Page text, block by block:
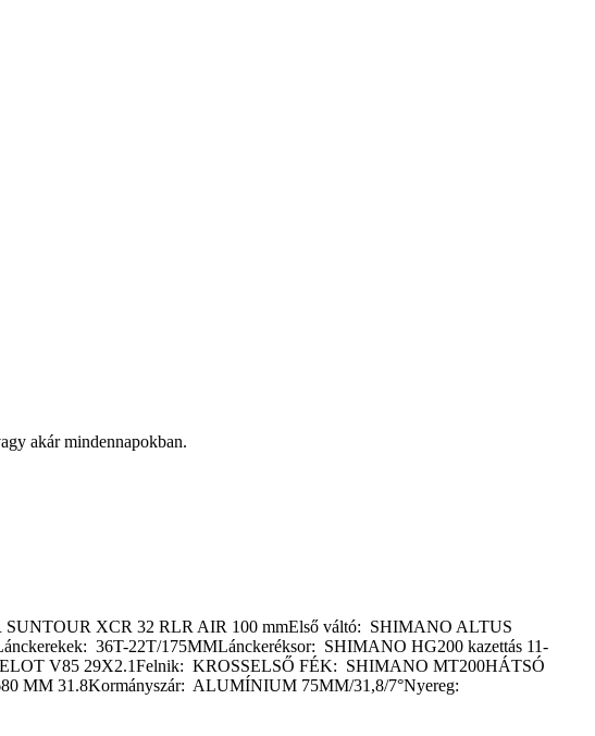
akár mindennapokban.
SUNTOUR XCR 32 RLR AIR 100 mmElső váltó: SHIMANO ALTUS
36T-22T/175MMLánckeréksor: SHIMANO HG200 kazettás 11-
V85 29X2.1Felnik: KROSSELSŐ FÉK: SHIMANO MT200HÁTSÓ
31.8Kormányszár: ALUMÍNIUM 75MM/31,8/7°Nyereg: